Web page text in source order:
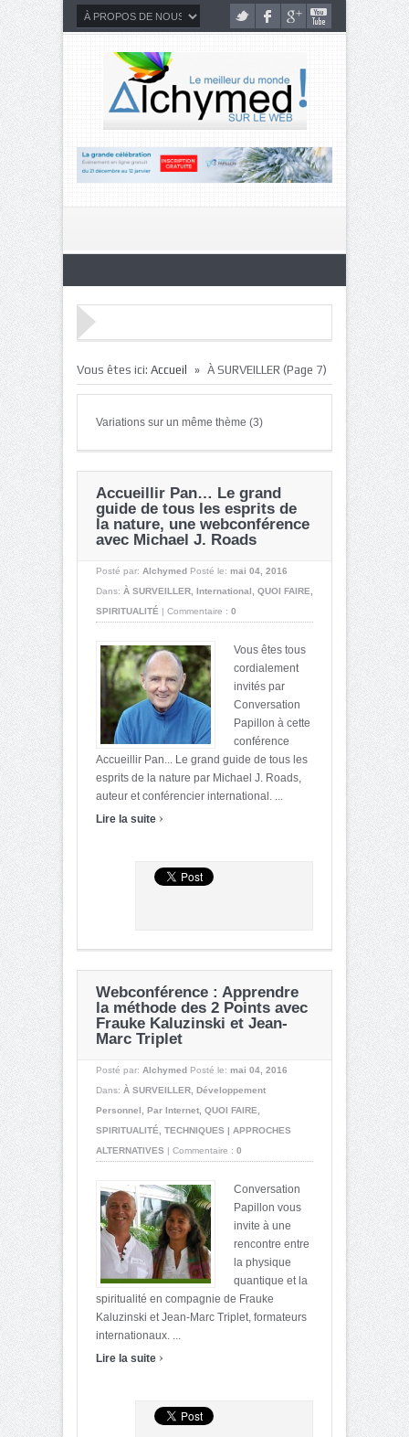
Vous êtes ici: Accueil » À SURVEILLER (Page 7)
Variations sur un même thème (3)
Accueillir Pan… Le grand
guide de tous les esprits de
la nature, une webconférence
avec Michael J. Roads
Posté par: Alchymed Posté le: mai 04, 2016
Dans: À SURVEILLER International QUOI FAIRE
SPIRITUALITÉ | Commentaire : 0
Vous êtes tous
cordialement
invités par
Conversation
Papillon à cette
conférence
Accueillir Pan... Le grand guide de tous les
esprits de la nature par Michael J. Roads,
auteur et conférencier international. ...
Lire la suite ›
Webconférence : Apprendre
la méthode des 2 Points avec
Frauke Kaluzinski et Jean-
Marc Triplet
Posté par: Alchymed Posté le: mai 04, 2016
Dans: À SURVEILLER Développement
Personnel
Par Internet QUOI FAIRE
SPIRITUALITÉ
TECHNIQUES | APPROCHES
ALTERNATIVES | Commentaire : 0
Conversation
Papillon vous
invite à une
rencontre entre
la physique
quantique et la
spiritualité en compagnie de Frauke
Kaluzinski et Jean-Marc Triplet, formateurs
internationaux. ...
Lire la suite ›